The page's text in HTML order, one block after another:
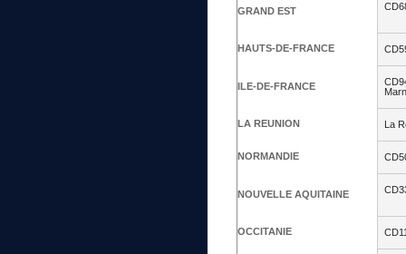
GRAND EST
HAUTS-DE-FRANCE
ILE-DE-FRANCE
LA REUNION La
NORMANDIE
NOUVELLE AQUITAINE
OCCITANIE